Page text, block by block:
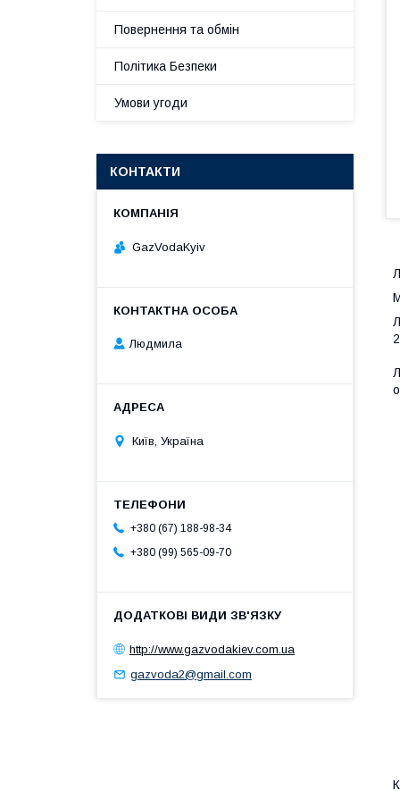
Повернення та обмін
Політика Безпеки
Умови угоди
КОНТАКТИ
GazVodaKyiv
Людмила
Київ, Україна
+380 (67) 188-98-34
+380 (99) 565-09-70
http://www.gazvodakiev.com.ua
gazvoda2@gmail.com